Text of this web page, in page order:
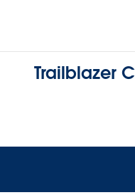
Trailblazer